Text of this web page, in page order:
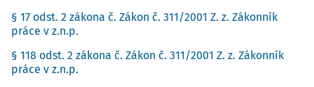
§ 17 odst. 2 zákona č. Zákon č. 311/2001 Z. z. Zákonník
práce v z.n.p.
§ 118 odst. 2 zákona č. Zákon č. 311/2001 Z. z. Zákonník
práce v z.n.p.